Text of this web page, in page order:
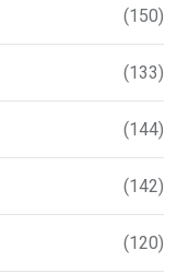
(150)
(133)
(144)
(142)
(120)